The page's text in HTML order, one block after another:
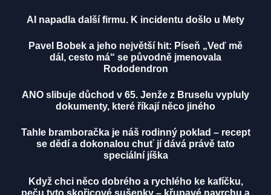
AI napadla další firmu. K incidentu došlo u Mety
Pavel Bobek a jeho největší hit: Píseň „Veď mě
dál, cesto má“ se původně jmenovala
Rododendron
ANO slibuje důchod v 65. Jenže z Bruselu vypluly
dokumenty, které říkají něco jiného
Tahle bramboračka je náš rodinný poklad – recept
se dědí a dokonalou chuť jí dává právě tato
speciální jíška
Když chci něco dobrého a rychlého ke kafíčku,